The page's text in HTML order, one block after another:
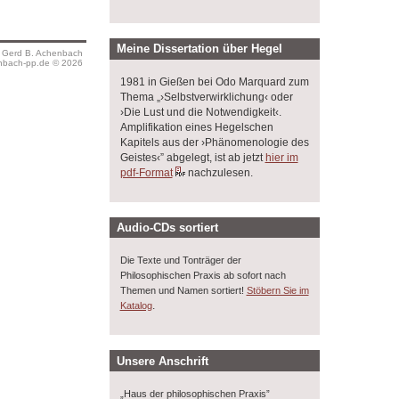
B. Achenbach
pp.de © 2026
Meine Dissertation über Hegel
1981 in Gießen bei Odo Marquard zum
Thema „›Selbstverwirklichung‹ oder
›Die Lust und die Notwendigkeit‹.
Amplifikation eines Hegelschen
Kapitels aus der ›Phänomenologie des
Geistes‹” abgelegt, ist ab jetzt hier im
pdf-Format
nachzulesen.
Audio-CDs sortiert
Die Texte und Tonträger der
Philosophischen Praxis ab sofort nach
Themen und Namen sortiert! Stöbern Sie im
Katalog.
Unsere Anschrift
„Haus der philosophischen Praxis”